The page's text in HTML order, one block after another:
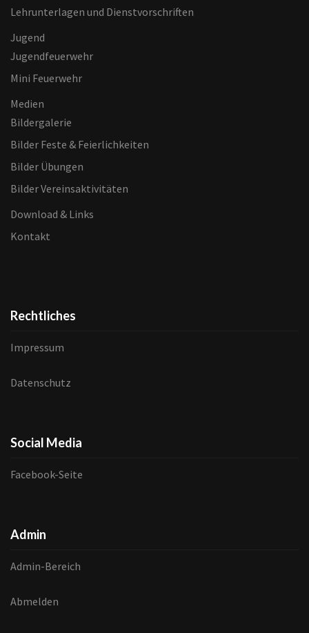
Lehrunterlagen und Dienstvorschriften
Jugend
Jugendfeuerwehr
Mini Feuerwehr
Medien
Bildergalerie
Bilder Feste & Feierlichkeiten
Bilder Übungen
Bilder Vereinsaktivitäten
Download & Links
Kontakt
Rechtliches
Impressum
Datenschutz
Social Media
Facebook-Seite
Admin
Admin-Bereich
Abmelden